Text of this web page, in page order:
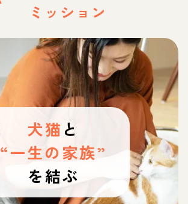
ミッション
犬猫 と
“一生の家族”
を結ぶ